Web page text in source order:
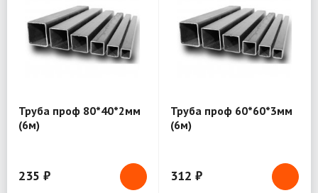
Труба проф 80*40*2мм
(6м)
235 ₽
Труба проф 60*60*3мм
(6м)
312 ₽